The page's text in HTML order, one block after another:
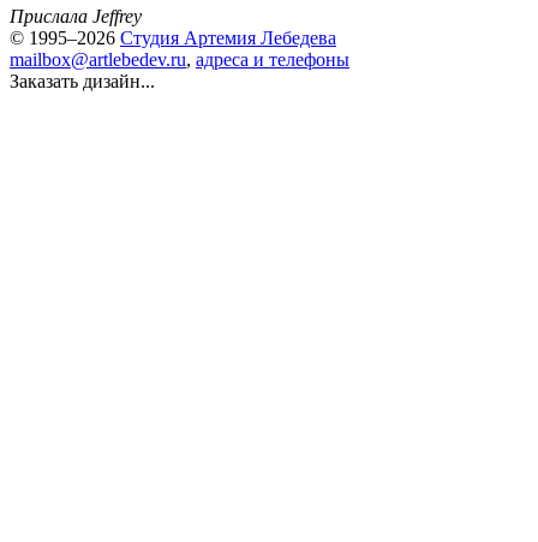
Прислала Jeffrey
© 1995–2026 Студия Артемия Лебедева
mailbox@artlebedev.ru, адреса и телефоны
Заказать дизайн...